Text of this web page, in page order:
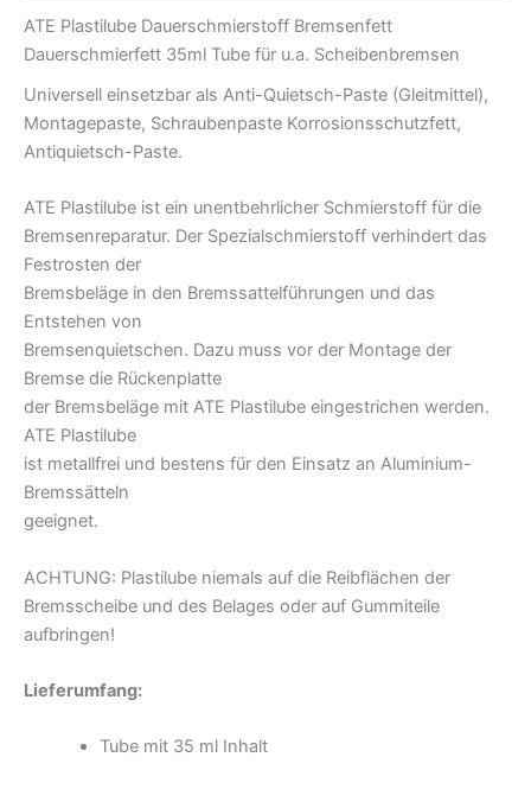
ATE Plastilube Dauerschmierstoff Bremsenfett
Dauerschmierfett 35ml Tube für u.a. Scheibenbremsen
Universell einsetzbar als Anti-Quietsch-Paste (Gleitmittel),
Montagepaste, Schraubenpaste Korrosionsschutzfett,
Antiquietsch-Paste.
ATE Plastilube ist ein unentbehrlicher Schmierstoff für die
Bremsenreparatur. Der Spezialschmierstoff verhindert das
Festrosten der
Bremsbeläge in den Bremssattelführungen und das
Entstehen von
Bremsenquietschen. Dazu muss vor der Montage der
Bremse die Rückenplatte
der Bremsbeläge mit ATE Plastilube eingestrichen werden.
ATE Plastilube
ist metallfrei und bestens für den Einsatz an Aluminium-
Bremssätteln
geeignet.
ACHTUNG: Plastilube niemals auf die Reibflächen der
Bremsscheibe und des Belages oder auf Gummiteile
aufbringen!
Lieferumfang:
Tube mit 35 ml Inhalt